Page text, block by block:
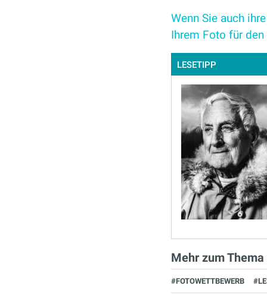
Wenn Sie auch
Ihrem Foto für
LESETIPP
Mehr zum Thema
#FOTOWETTBEWERB